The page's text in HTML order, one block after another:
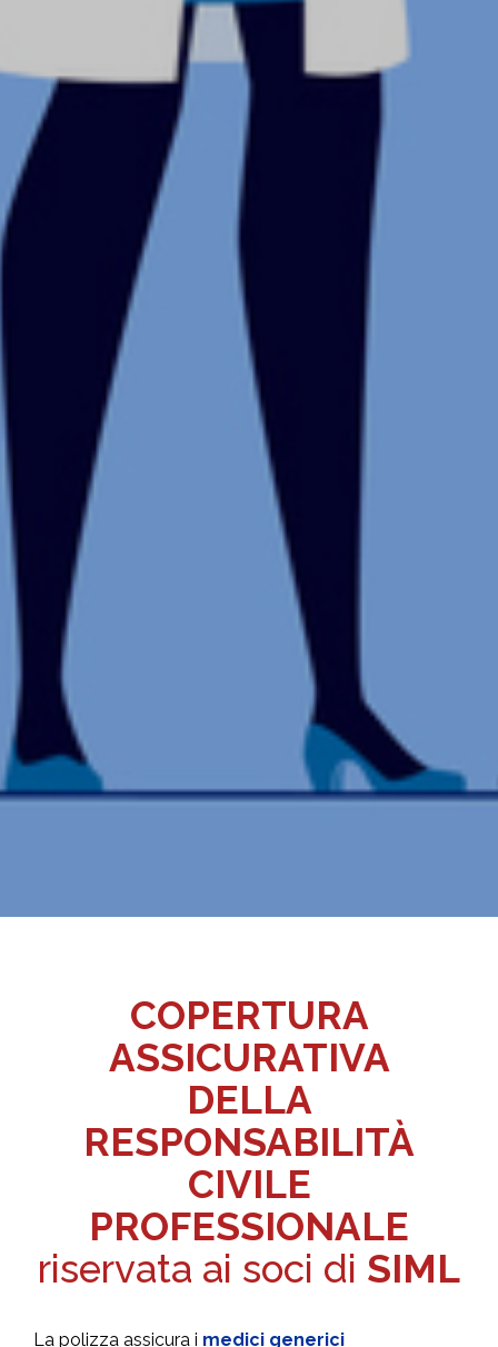
COPERTURA
ASSICURATIVA
DELLA
RESPONSABILITÀ
CIVILE
PROFESSIONALE
riservata ai soci di SIML
La polizza assicura i medici generici